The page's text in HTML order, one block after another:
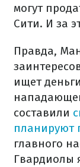
могут
Сити. И за
Правда,
ищет
составили
планируют
главного
Гвардиолы